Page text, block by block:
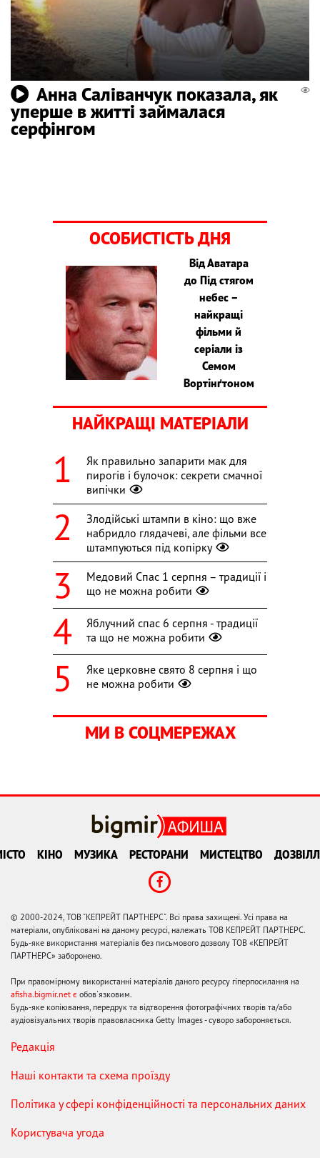
Анна Саліванчук показала, як
уперше в житті займалася
серфінгом
ОСОБИСТІСТЬ ДНЯ
Від Аватара
до Під стягом
небес –
найкращі
фільми й
серіали із
Семом
Вортінґтоном
НАЙКРАЩІ МАТЕРІАЛИ
Як правильно запарити мак для
пирогів і булочок: секрети смачної
випічки
Злодійські штампи в кіно: що вже
набридло глядачеві, але фільми все
штампуються під копірку
Медовий Спас 1 серпня – традиції і
що не можна робити
Яблучний спас 6 серпня - традиції
та що не можна робити
Яке церковне свято 8 серпня і що
не можна робити
МИ В СОЦМЕРЕЖАХ
КІНО МУЗИКА РЕСТОРАНИ МИСТЕЦТВО
© 2000-2024, ТОВ "КЕПРЕЙТ ПАРТНЕРС". Всі права захищені. Усі права на
матеріали, опубліковані на даному ресурсі, належать ТОВ КЕПРЕЙТ ПАРТНЕРС.
Будь-яке використання матеріалів без письмового дозволу ТОВ «КЕПРЕЙТ
ПАРТНЕРС» заборонено.
При правомірному використанні матеріалів даного ресурсу гіперпосилання на
afisha.bigmir.net є обов'язковим.
Будь-яке копіювання, передрук та відтворення фотографічних творів та/або
аудіовізуальних творів правовласника Getty Images - суворо забороняється.
Редакція
Наші контакти та схема проїзду
Політика у сфері конфіденційності та персональних даних
Користувача угода